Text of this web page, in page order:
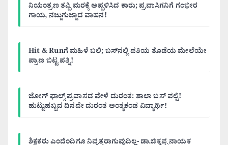
ನಿಯಂತ್ರಣ ತಪ್ಪಿ ಮರಕ್ಕೆ ಅಪ್ಪಳಿಸಿದ ಕಾರು; ಪ್ರವಾಸಿಗನಿಗೆ ಗಂಭೀರ
ಗಾಯ, ನಜ್ಜುಗುಜ್ಜಾದ ವಾಹನ!
Hit & Runಗೆ ಮಹಿಳೆ ಬಲಿ; ಬಸ್‌ನಲ್ಲಿ ಪತಿಯ ತೊಡೆಯ ಮೇಲೆಯೇ
ಪ್ರಾಣ ಬಿಟ್ಟ ಪತ್ನಿ!
ಜೋಗ್ ಫಾಲ್ಸ್ ಪ್ರವಾಸದ ವೇಳೆ ದುರಂತ: ಶಾಲಾ ಬಸ್ ಪಲ್ಟಿ!
ಹುಟ್ಟುಹಬ್ಬದ ದಿನವೇ ದುರಂತ ಅಂತ್ಯಕಂಡ ವಿದ್ಯಾರ್ಥಿ!
ಶಿಕ್ಷಕರು ಎಂದೆಂದಿಗೂ ನಿವೃತ್ತರಾಗುವುದಿಲ್ಲ- ಡಾ.ಚಿಕ್ಕಪ್ಪ ನಾಯಕ